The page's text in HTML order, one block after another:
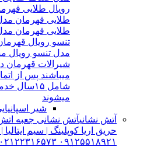
رویال طلایی
طلایی قهرمان
طلایی قهرمان
تنسو رویال
مدل تنسو رویال
میباشند پس از
شامل
میشوند
شیر
آتش نشانیآتش نشانی جعبه
حریق اریا کوپلینگ | سیم ایتالیا
۰۹۱۲۵۵۱۸۹۲۱ ۰۲۱۲۲۳۱۶۵۷۳